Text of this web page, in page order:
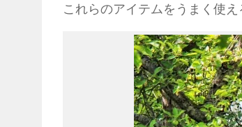
これらのアイテムをうまく使